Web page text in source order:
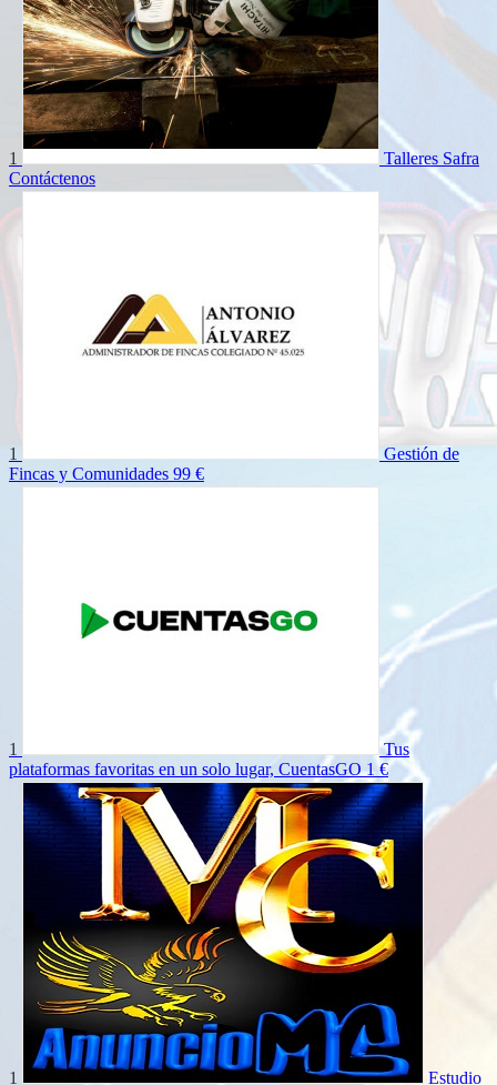
1
Talleres Safra
Contáctenos
1
Gestión de
Fincas y Comunidades 99 €
1
Tus
plataformas favoritas en un solo lugar, CuentasGO 1 €
1 Estudio